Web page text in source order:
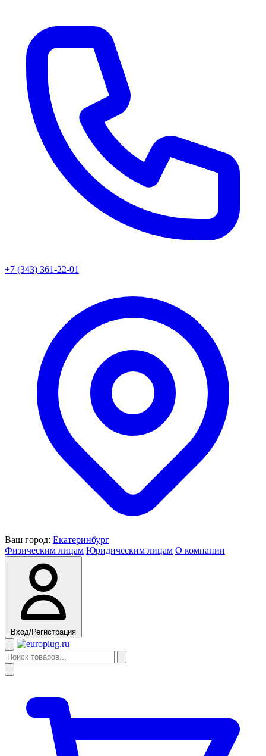
+7 (343) 361-22-01
Ваш город: Екатеринбург
Физическим лицам Юридическим лицам О компании
Вход/Регистрация